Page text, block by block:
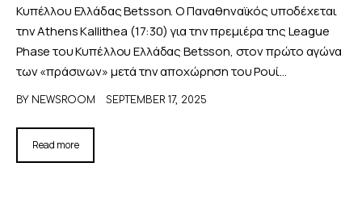
Κυπέλλου Ελλάδας Betsson. Ο Παναθηναϊκός υποδέχεται
την Athens Kallithea (17:30) για την πρεμιέρα της League
Phase του Κυπέλλου Ελλάδας Betsson, στον πρώτο αγώνα
των «πράσινων» μετά την αποχώρηση του Ρουί…
BY NEWSROOM SEPTEMBER 17, 2025
Read more